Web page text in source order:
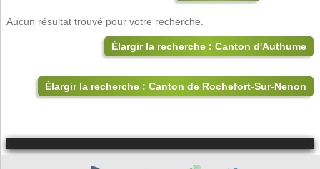
Aucun résultat trouvé pour votre recherche.
Élargir la recherche : Canton d'Authume
Élargir la recherche : Canton de Rochefort-Sur-Nenon